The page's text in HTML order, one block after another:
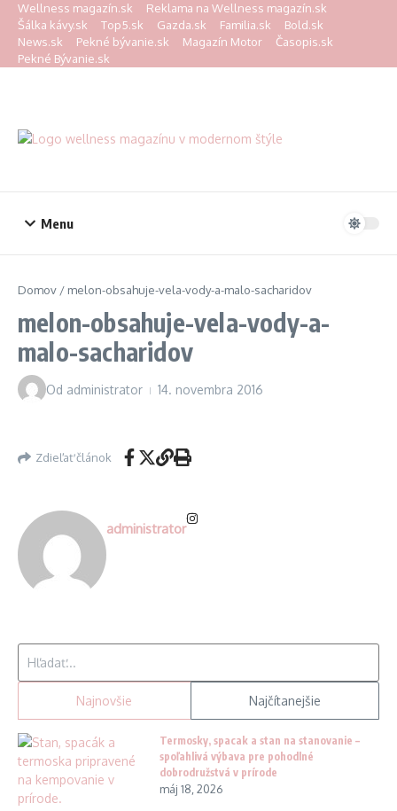
Preskočiť na obsah
Wellness magazín.sk
Reklama na Wellness magazín.sk
Šálka kávy.sk
Top5.sk Gazda.sk Familia.sk
Bold.sk
News.sk
Pekné bývanie.sk Magazín Motor
Časopis.sk
Pekné Bývanie.sk
Menu
Domov / melon-obsahuje-vela-vody-a-malo-sacharidov
melon-obsahuje-vela-vody-a-
malo-sacharidov
Od administrator 14. novembra 2016
Zdieľať článok
administrator
Najnovšie Najčítanejšie
Termosky, spacak a stan na stanovanie –
spoľahlivá výbava pre pohodlné
dobrodružstvá v prírode
máj 18, 2026